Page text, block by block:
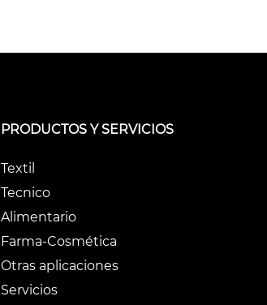
PRODUCTOS Y SERVICIOS
Textil
Tecnico
Alimentario
Farma-Cosmética
Otras aplicaciones
Servicios